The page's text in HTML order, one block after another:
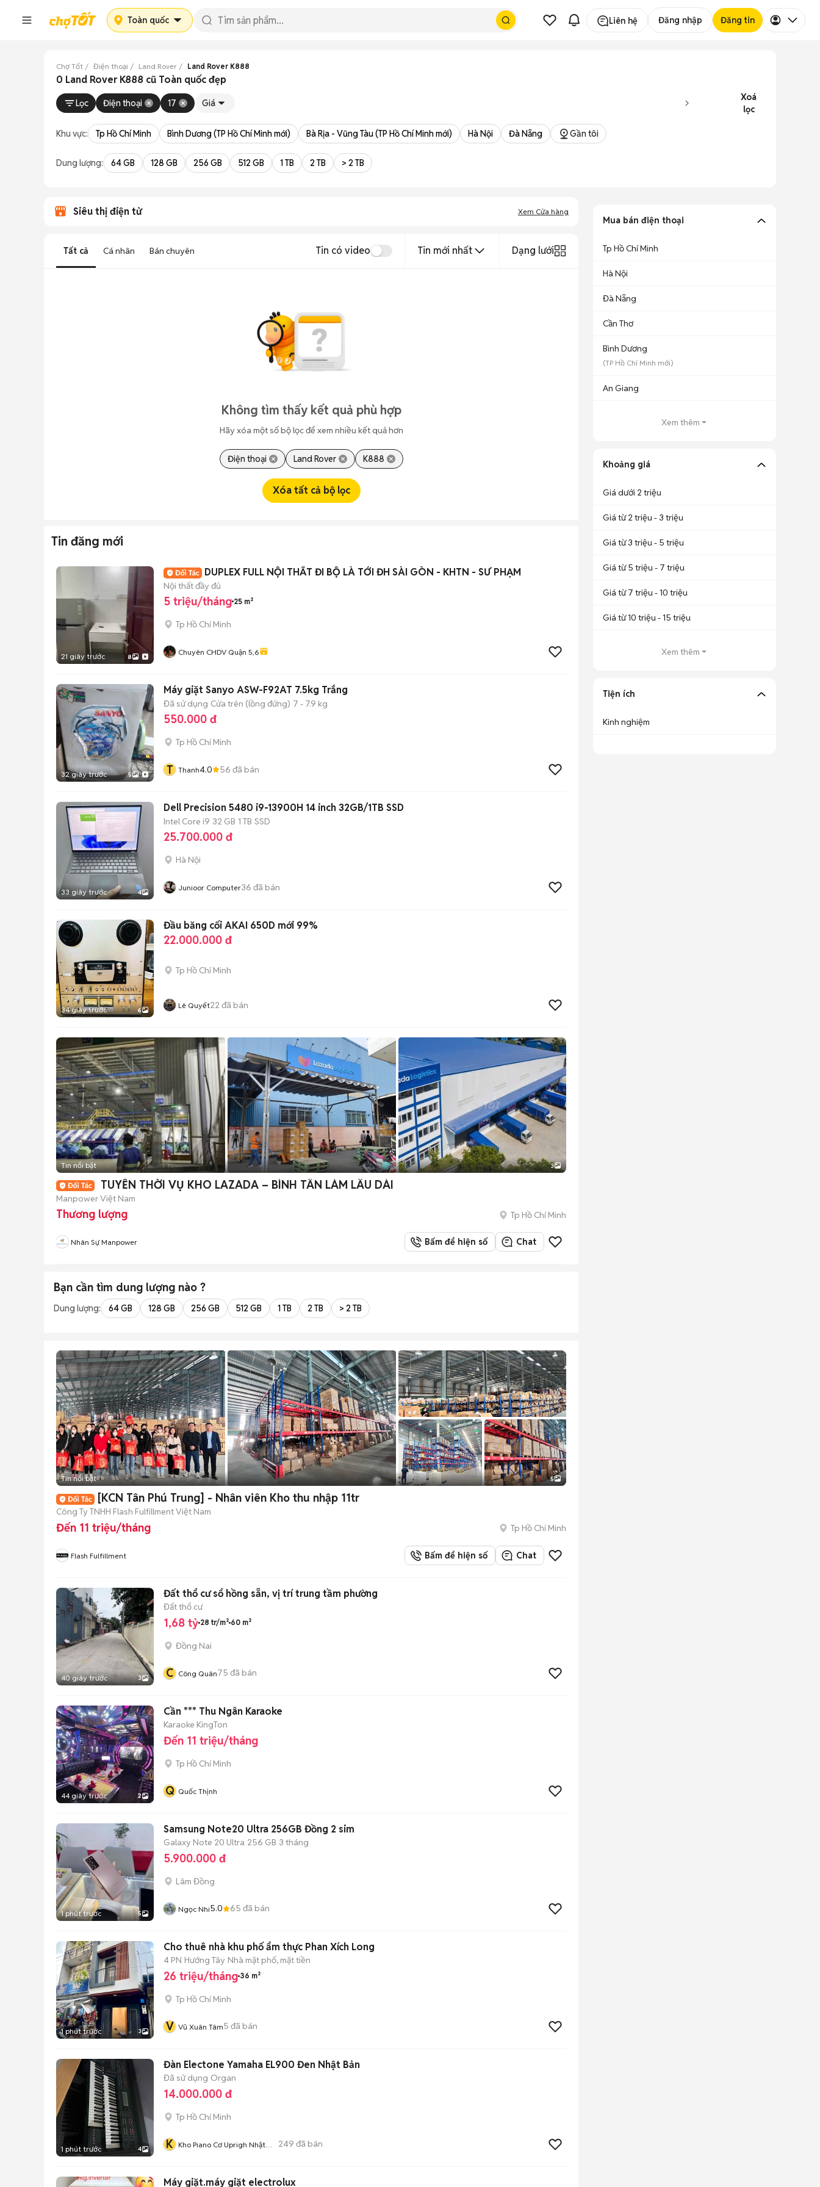
Toàn quốc Liên hệ Đăng nhập Đăng tin
Chợ Tốt Điện thoại Land Rover Land Rover K888
0 Land Rover K888 cũ Toàn quốc đẹp
Lọc Điện thoại 17 Giá
Xoá
lọc
Khu vực: Tp Hồ Chí Minh Bình Dương (TP Hồ Chí Minh mới) Bà Rịa - Vũng Tàu (TP Hồ Chí Minh mới) Hà Nội Đà Nẵng Gần tôi
Dung lượng: 64 GB 128 GB 256 GB 512 GB 1 TB 2 TB > 2 TB
Siêu thị điện tử Xem Cửa hàng
Tất cả Cá nhân Bán chuyên Tin có video Tin mới nhất Dạng lưới
Không tìm thấy kết quả phù hợp
Hãy xóa một số bộ lọc để xem nhiều kết quả hơn
Điện thoại Land Rover K888
Xóa tất cả bộ lọc
Tin đăng mới
21 giây trước 8
DUPLEX FULL NỘI THẤT ĐI BỘ LÀ TỚI ĐH SÀI GÒN - KHTN - SƯ PHẠM
Nội thất đầy đủ
5 triệu/tháng 25 m²
Tp Hồ Chí Minh
Chuyên CHDV Quận 5,6
32 giây trước 5
Máy giặt Sanyo ASW-F92AT 7.5kg Trắng
Đã sử dụng Cửa trên (lồng đứng) 7 - 7.9 kg
550.000 đ
Tp Hồ Chí Minh
T Thanh4.0 56 đã bán
33 giây trước 4
Dell Precision 5480 i9-13900H 14 inch 32GB/1TB SSD
Intel Core i9 32 GB 1 TB SSD
25.700.000 đ
Hà Nội
Junioor Computer36 đã bán
34 giây trước 6
Đầu băng cối AKAI 650D mới 99%
22.000.000 đ
Tp Hồ Chí Minh
Lê Quyết22 đã bán
Tin nổi bật 3
TUYỂN THỜI VỤ KHO LAZADA – BÌNH TÂN LÀM LÂU DÀI
Manpower Việt Nam
Thương lượng Tp Hồ Chí Minh
Nhân Sự Manpower Bấm để hiện số Chat
Bạn cần tìm dung lượng nào ?
Dung lượng: 64 GB 128 GB 256 GB 512 GB 1 TB 2 TB > 2 TB
Tin nổi bật 5
[KCN Tân Phú Trung] - Nhân viên Kho thu nhập 11tr
Công Ty TNHH Flash Fulfillment Việt Nam
Đến 11 triệu/tháng Tp Hồ Chí Minh
Flash Fulfillment Bấm để hiện số Chat
40 giây trước 3
Đất thổ cư sổ hồng sẵn, vị trí trung tầm phường
Đất thổ cư
1,68 tỷ 28 tr/m² 60 m²
Đồng Nai
C Công Quân75 đã bán
44 giây trước 2
Cần *** Thu Ngân Karaoke
Karaoke KingTon
Đến 11 triệu/tháng
Tp Hồ Chí Minh
Q Quốc Thịnh
1 phút trước 5
Samsung Note20 Ultra 256GB Đồng 2 sim
Galaxy Note 20 Ultra 256 GB 3 tháng
5.900.000 đ
Lâm Đồng
Ngọc Nhi5.0 65 đã bán
1 phút trước 3
Cho thuê nhà khu phố ẩm thực Phan Xích Long
4 PN Hướng Tây Nhà mặt phố, mặt tiền
26 triệu/tháng 36 m²
Tp Hồ Chí Minh
V Vũ Xuân Tâm5 đã bán
1 phút trước 4
Đàn Electone Yamaha EL900 Đen Nhật Bản
Đã sử dụng Organ
14.000.000 đ
Tp Hồ Chí Minh
K Kho Piano Cơ Uprigh Nhật
249 đã bán
Máy giặt.máy giặt electrolux
Mua bán điện thoại
Tp Hồ Chí Minh
Hà Nội
Đà Nẵng
Cần Thơ
Bình Dương
(TP Hồ Chí Minh mới)
An Giang
Xem thêm
Khoảng giá
Giá dưới 2 triệu
Giá từ 2 triệu - 3 triệu
Giá từ 3 triệu - 5 triệu
Giá từ 5 triệu - 7 triệu
Giá từ 7 triệu - 10 triệu
Giá từ 10 triệu - 15 triệu
Xem thêm
Tiện ích
Kinh nghiệm